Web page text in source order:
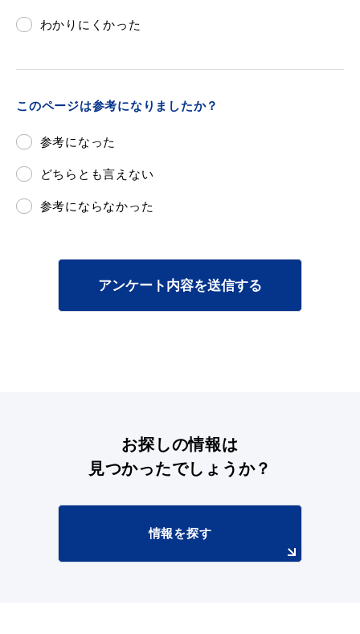
申請書
浜田市観光協会ポータルサイト「はまナビ」
わかりにくかった
このページは参考になりましたか？
参考になった
どちらとも言えない
参考にならなかった
アンケート内容を送信する
お探しの情報は
見つかったでしょうか？
情報を探す